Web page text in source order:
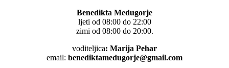
Benedikta Medugorje
ljeti od 08:00 do 22:00
zimi od 08:00 do 20:00.
voditeljica: Marija Pehar
email: benediktamedugorje@gmail.com